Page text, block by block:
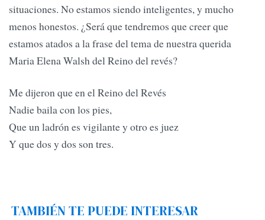
situaciones. No estamos siendo inteligentes, y mucho
menos honestos. ¿Será que tendremos que creer que
estamos atados a la frase del tema de nuestra querida
Maria Elena Walsh del Reino del revés?
Me dijeron que en el Reino del Revés
Nadie baila con los pies,
Que un ladrón es vigilante y otro es juez
Y que dos y dos son tres.
TAMBIÉN TE PUEDE INTERESAR